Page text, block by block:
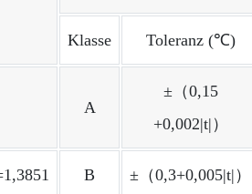
Klasse Toleranz (℃)
A
±（0,15
+0,002|t|）
B ±（0,3+0,005|t|）